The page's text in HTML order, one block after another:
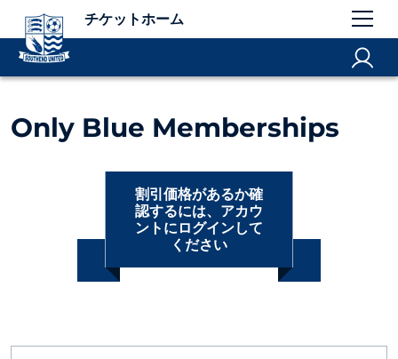
チケットホーム
Only Blue Memberships
割引価格があるか確
認するには、アカウ
ントにログインして
ください